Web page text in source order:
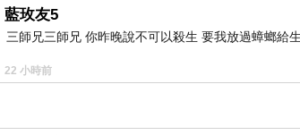
藍玫友5
三師兄三師兄 你昨晚說不可以殺生 要我放過蟑螂給
22 小時前